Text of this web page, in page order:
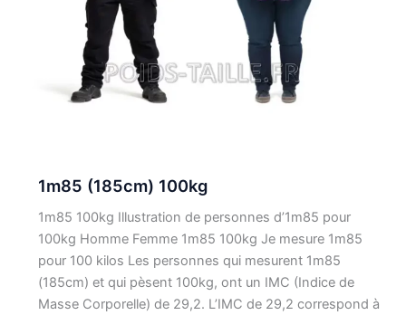
1m85 (185cm) 100kg
1m85 100kg Illustration de personnes d’1m85 pour
100kg Homme Femme 1m85 100kg Je mesure 1m85
pour 100 kilos Les personnes qui mesurent 1m85
(185cm) et qui pèsent 100kg, ont un IMC (Indice de
Masse Corporelle) de 29,2. L’IMC de 29,2 correspond à